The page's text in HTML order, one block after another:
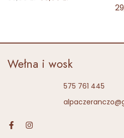
Wełna i wosk
575 761 445